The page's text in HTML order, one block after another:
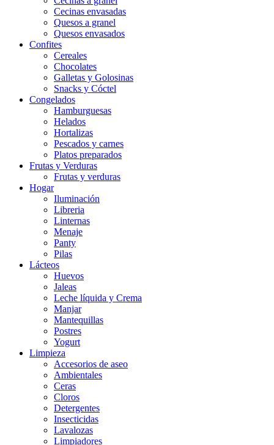
Cecinas envasadas
Quesos a granel
Quesos envasados
Confites
Cereales
Chocolates
Galletas y Golosinas
Snacks y Cóctel
Congelados
Hamburguesas
Helados
Hortalizas
Pescados y carnes
Platos preparados
Frutas y Verduras
Frutas y verduras
Hogar
Iluminación
Libreria
Linternas
Menaje
Panty
Pilas
Lácteos
Huevos
Jaleas
Leche líquida y Crema
Manjar
Mantequillas
Postres
Yogurt
Limpieza
Accesorios de aseo
Ambientales
Ceras
Cloros
Detergentes
Insecticidas
Lavalozas
Limpiadores